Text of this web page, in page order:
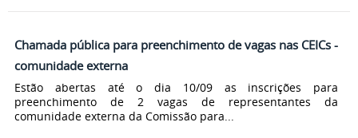
Chamada pública para preenchimento de vagas nas CEICs -
comunidade externa
Estão abertas até o dia 10/09 as inscrições para
preenchimento de 2 vagas de representantes da
comunidade externa da Comissão para...